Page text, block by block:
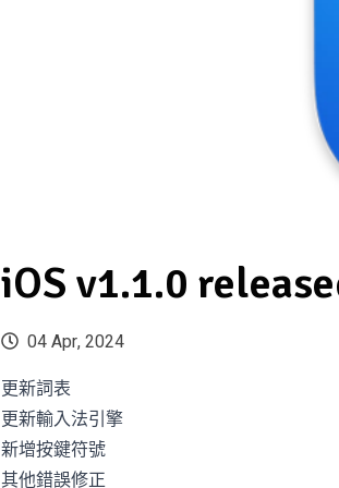
iOS v1.1.0
04 Apr, 2024
更新詞表
更新輸入法引擎
新增按鍵符號
其他錯誤修正